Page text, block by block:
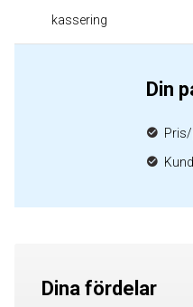
kassering
Din
Dina fördelar